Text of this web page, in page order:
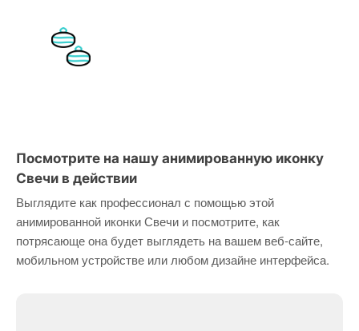
Посмотрите на нашу анимированную иконку
Свечи в действии
Выглядите как профессионал с помощью этой
анимированной иконки Свечи и посмотрите, как
потрясающе она будет выглядеть на вашем веб-сайте,
мобильном устройстве или любом дизайне интерфейса.